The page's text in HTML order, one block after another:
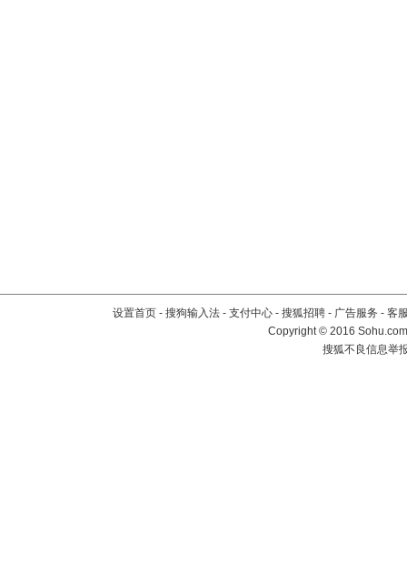
设置首页 - 搜狗输入法 - 支付中心 - 搜狐招聘 - 广告服务 - 客
Copyright©2016
搜狐不良信息举